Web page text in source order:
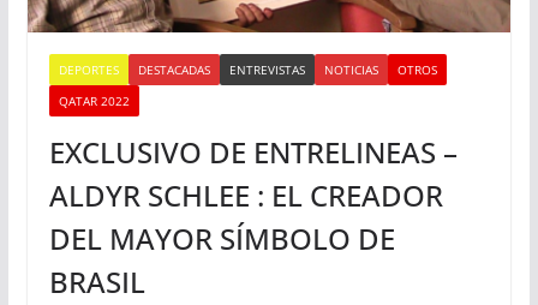
DEPORTES DESTACADAS ENTREVISTAS NOTICIAS
OTROS
QATAR 2022
EXCLUSIVO DE ENTRELINEAS –
ALDYR SCHLEE : EL CREADOR
DEL MAYOR SÍMBOLO DE
BRASIL